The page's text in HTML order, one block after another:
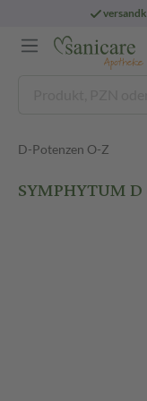
D-Potenzen O-Z
SYMPHYTUM